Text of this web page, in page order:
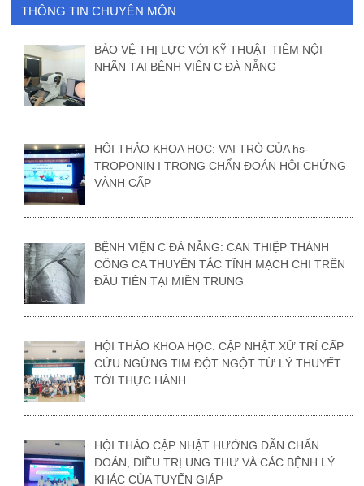
THÔNG TIN CHUYÊN MÔN
BẢO VỆ THỊ LỰC VỚI KỸ THUẬT TIÊM NỘI
NHÃN TẠI BỆNH VIỆN C ĐÀ NẴNG
HỘI THẢO KHOA HỌC: VAI TRÒ CỦA hs-
TROPONIN I TRONG CHẨN ĐOÁN HỘI CHỨNG
VÀNH CẤP
BỆNH VIỆN C ĐÀ NẴNG: CAN THIỆP THÀNH
CÔNG CA THUYÊN TẮC TĨNH MẠCH CHI TRÊN
ĐẦU TIÊN TẠI MIỀN TRUNG
HỘI THẢO KHOA HỌC: CẬP NHẬT XỬ TRÍ CẤP
CỨU NGỪNG TIM ĐỘT NGỘT TỪ LÝ THUYẾT
TỚI THỰC HÀNH
HỘI THẢO CẬP NHẬT HƯỚNG DẪN CHẨN
ĐOÁN, ĐIỀU TRỊ UNG THƯ VÀ CÁC BỆNH LÝ
KHÁC CỦA TUYẾN GIÁP